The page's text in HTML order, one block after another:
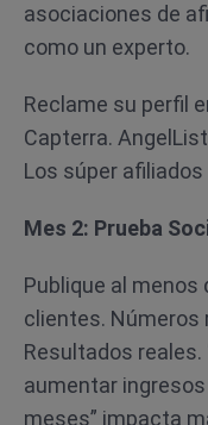
asociaciones de
como un experto.
Reclame su perfil
Capterra.
Los súper
Mes 2: Prueba
Publique al
clientes. Números
Resultados reales.
aumentar
meses” impacta